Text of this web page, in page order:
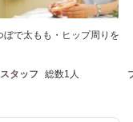
ぼで太もも・ヒップ周りを
スタッフ 総数1人